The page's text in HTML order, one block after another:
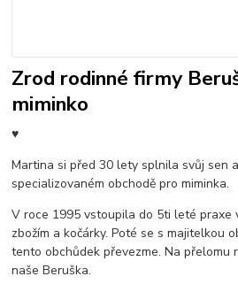
Zrod rodinné firmy
miminko
♥
Martina si před 30 lety splnila svůj sen
specializovaném obchodě pro miminka.
V roce 1995 vstoupila do 5ti leté praxe
zbožím a kočárky. Poté se s majitelkou
tento obchůdek převezme. Na přelomu
naše Beruška.